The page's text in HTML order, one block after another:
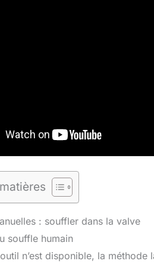
: souffler dans la valve
souffle humain
outil n’est disponible, la